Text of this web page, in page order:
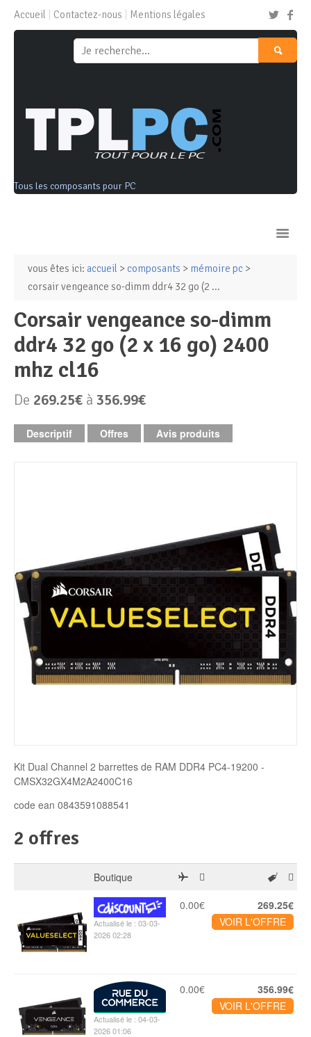
Accueil Contactez-nous Mentions légales
Tous les composants pour PC
Ordinateurs & Tablettes
PC de bureau
Tablettes
Mémoire Notebook
Processeur
Disque SSD
Périphériques & Réseaux
vous êtes ici: accueil > composants > mémoire pc >
corsair vengeance so-dimm ddr4 32 go (2 ...
corsair vengeance so-dimm
ddr4 32 go (2 x 16 go) 2400
mhz cl16
De 269.25€ à 356.99€
Descriptif Offres Avis produits
Kit Dual Channel 2 barrettes de RAM DDR4 PC4-19200 -
CMSX32GX4M2A2400C16
code ean 0843591088541
2 offres
Boutique
Actualisé le : 03-03-
2026 02:28
0.00€
269.25€
VOIR L'OFFRE
Actualisé le : 04-03-
2026 01:06
0.00€
356.99€
VOIR L'OFFRE